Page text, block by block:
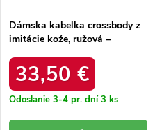
Dámska kabelka crossbody z
imitácie kože, ružová –
/ F9945 ROSE
33,50 €
Odoslanie 3-4 pr. dní3 ks